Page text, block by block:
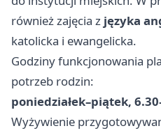
również zajęcia z języka
katolicka i ewangelicka.
Godziny funkcjonowania
potrzeb rodzin:
poniedziałek–piątek,
Wyżywienie